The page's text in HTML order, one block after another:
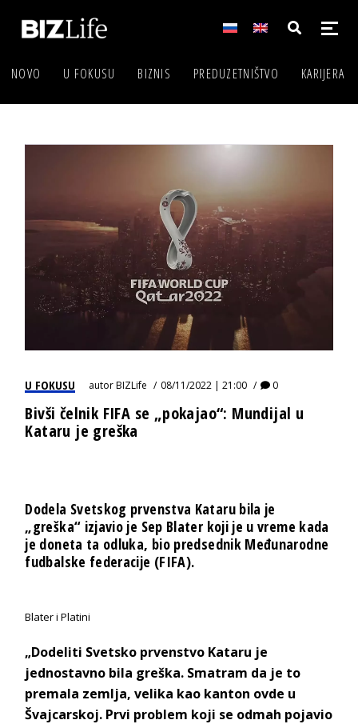
NOVO U FOKUSU BIZNIS PREDUZETNIŠTVO KARIJERA
U FOKUSU autorBIZLife 08/11/2022 | 21:00 0
Bivši čelnik FIFA se „pokajao“: Mundijal u
Kataru je greška
Dodela Svetskog prvenstva Kataru bila je
„greška“ izjavio je Sep Blater koji je u vreme kada
je doneta ta odluka, bio predsednik Međunarodne
fudbalske federacije (FIFA).
Blater i Platini
„Dodeliti Svetsko prvenstvo Kataru je
jednostavno bila greška. Smatram da je to
premala zemlja, velika kao kanton ovde u
Švajcarskoj. Prvi problem koji se odmah pojavio